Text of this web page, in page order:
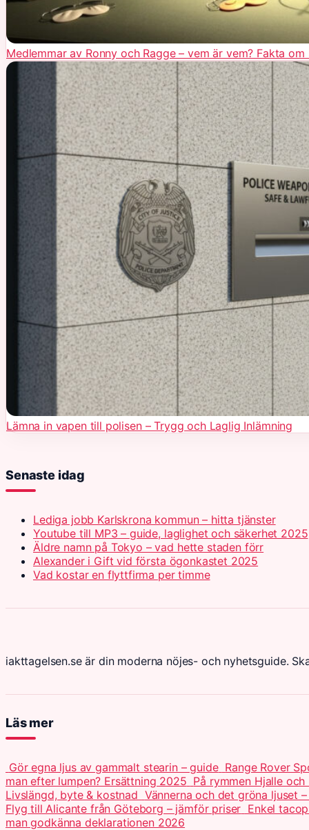
Medlemmar av Ronny och Ragge – vem är vem? Fakta om
Lämna in vapen till polisen – Trygg och Laglig Inlämning
Senaste idag
Lediga jobb Karlskrona kommun – hitta tjänster
Youtube till MP3 – guide, laglighet och säkerhet 2025
Äldre namn på Tokyo – vad hette staden förr
Alexander i Gift vid första ögonkastet 2025
Vad kostar en flyttfirma per timme
iakttagelsen.se är din moderna nöjes- och nyhetsguide.
Läs mer
Gör egna ljus av gammalt stearin – guide Range Rover
man efter lumpen? Ersättning 2025 På rymmen Hjalle
Livslängd, byte & kostnad Vännerna och det gröna ljuset
Flyg till Alicante från Göteborg – jämför priser Enkel
man godkänna deklarationen 2026